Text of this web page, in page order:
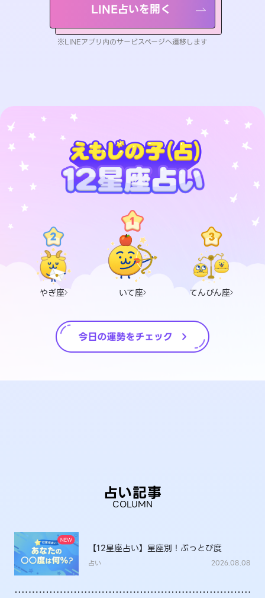
LINE占いを開く
※LINEアプリ内のサービスページへ遷移します
やぎ座 いて座 てんびん座
占い記事
COLUMN
【12星座占い】星座別！ぶっとび度
占い 2026.08.08